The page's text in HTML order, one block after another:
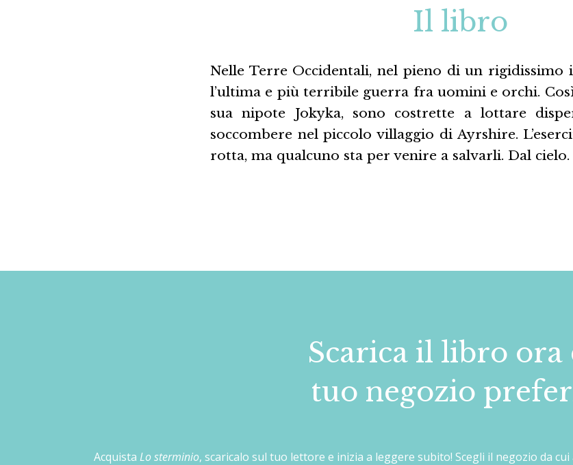
Il libro
Nelle Terre Occidentali, nel pieno di un rigidissimo
l’ultima e più terribile guerra fra uomini e orchi.
sua nipote Jokyka, sono costrette a lottare
soccombere nel piccolo villaggio di Ayrshire.
rotta, ma qualcuno sta per venire a salvarli. Dal cielo.
Scarica il libro ora
tuo negozio
Acquista Lo sterminio, scaricalo sul tuo lettore e inizia a leggere subito! Scegli il negozio da